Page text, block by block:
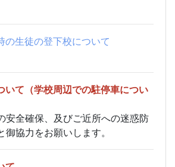
の生徒の登下校について
いて（学校周辺での駐停車につい
安全確保、及びご近所への迷惑防
御協力をお願いします。